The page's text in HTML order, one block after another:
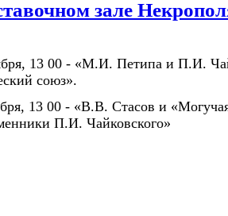
зале
13 00 - «М.И. Петипа и П.И.
союз».
13 00 - «В.В. Стасов и
П.И. Чайковского»